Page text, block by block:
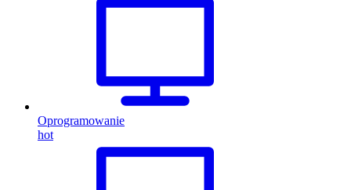
Oprogramowanie
hot